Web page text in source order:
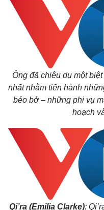
Cuộc sống đó đây
Hồ sơ
Ông đã chiêu dụ một
nhất nhằm tiến hành
béo bở – những phi vụ
hoạch
Qi’ra (Emilia Clarke):